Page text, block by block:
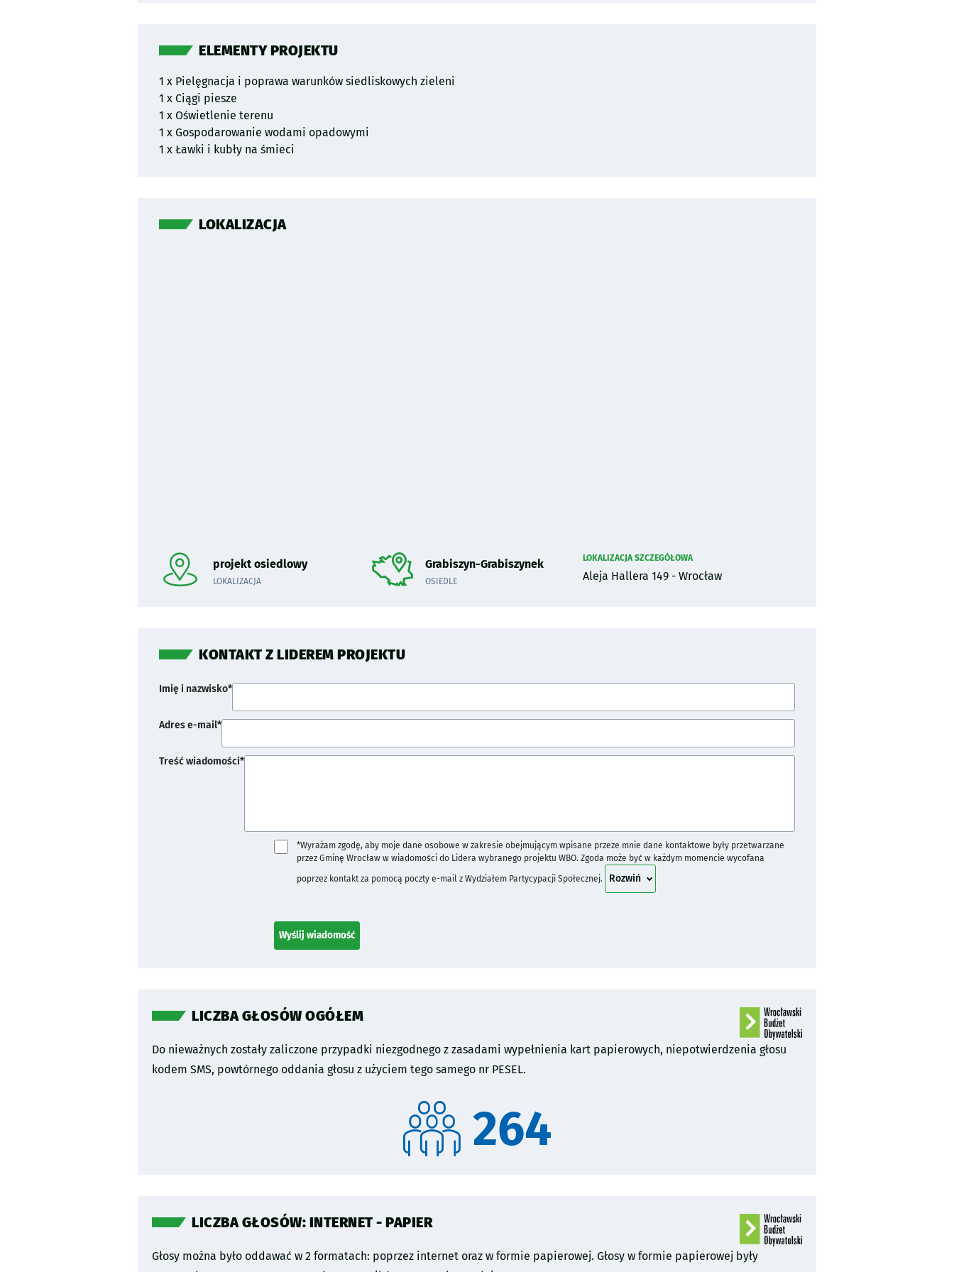
ELEMENTY PROJEKTU
1 x Pielęgnacja i poprawa warunków siedliskowych zieleni
1 x Ciągi piesze
1 x Oświetlenie terenu
1 x Gospodarowanie wodami opadowymi
1 x Ławki i kubły na śmieci
LOKALIZACJA
Pominięto mapę i przeniesiono do sekcji poniżej.
projekt osiedlowy
LOKALIZACJA
Grabiszyn-Grabiszynek
OSIEDLE
LOKALIZACJA SZCZEGÓŁOWA
Aleja Hallera 149 - Wrocław
KONTAKT Z LIDEREM PROJEKTU
Imię i nazwisko*
Adres e-mail*
Treść wiadomości*
*Wyrażam zgodę, aby moje dane osobowe w zakresie obejmującym wpisane przeze mnie dane kontaktowe były przetwarzane
przez Gminę Wrocław w wiadomości do Lidera wybranego projektu WBO. Zgoda może być w każdym momencie wycofana
poprzez kontakt za pomocą poczty e-mail z Wydziałem Partycypacji Społecznej. Rozwińtreść zgody
Wyślij wiadomość
LICZBA GŁOSÓW OGÓŁEM
Do nieważnych zostały zaliczone przypadki niezgodnego z zasadami wypełnienia kart papierowych, niepotwierdzenia głosu
kodem SMS, powtórnego oddania głosu z użyciem tego samego nr PESEL.
264
LICZBA GŁOSÓW: INTERNET - PAPIER
Głosy można było oddawać w 2 formatach: poprzez internet oraz w formie papierowej. Głosy w formie papierowej były